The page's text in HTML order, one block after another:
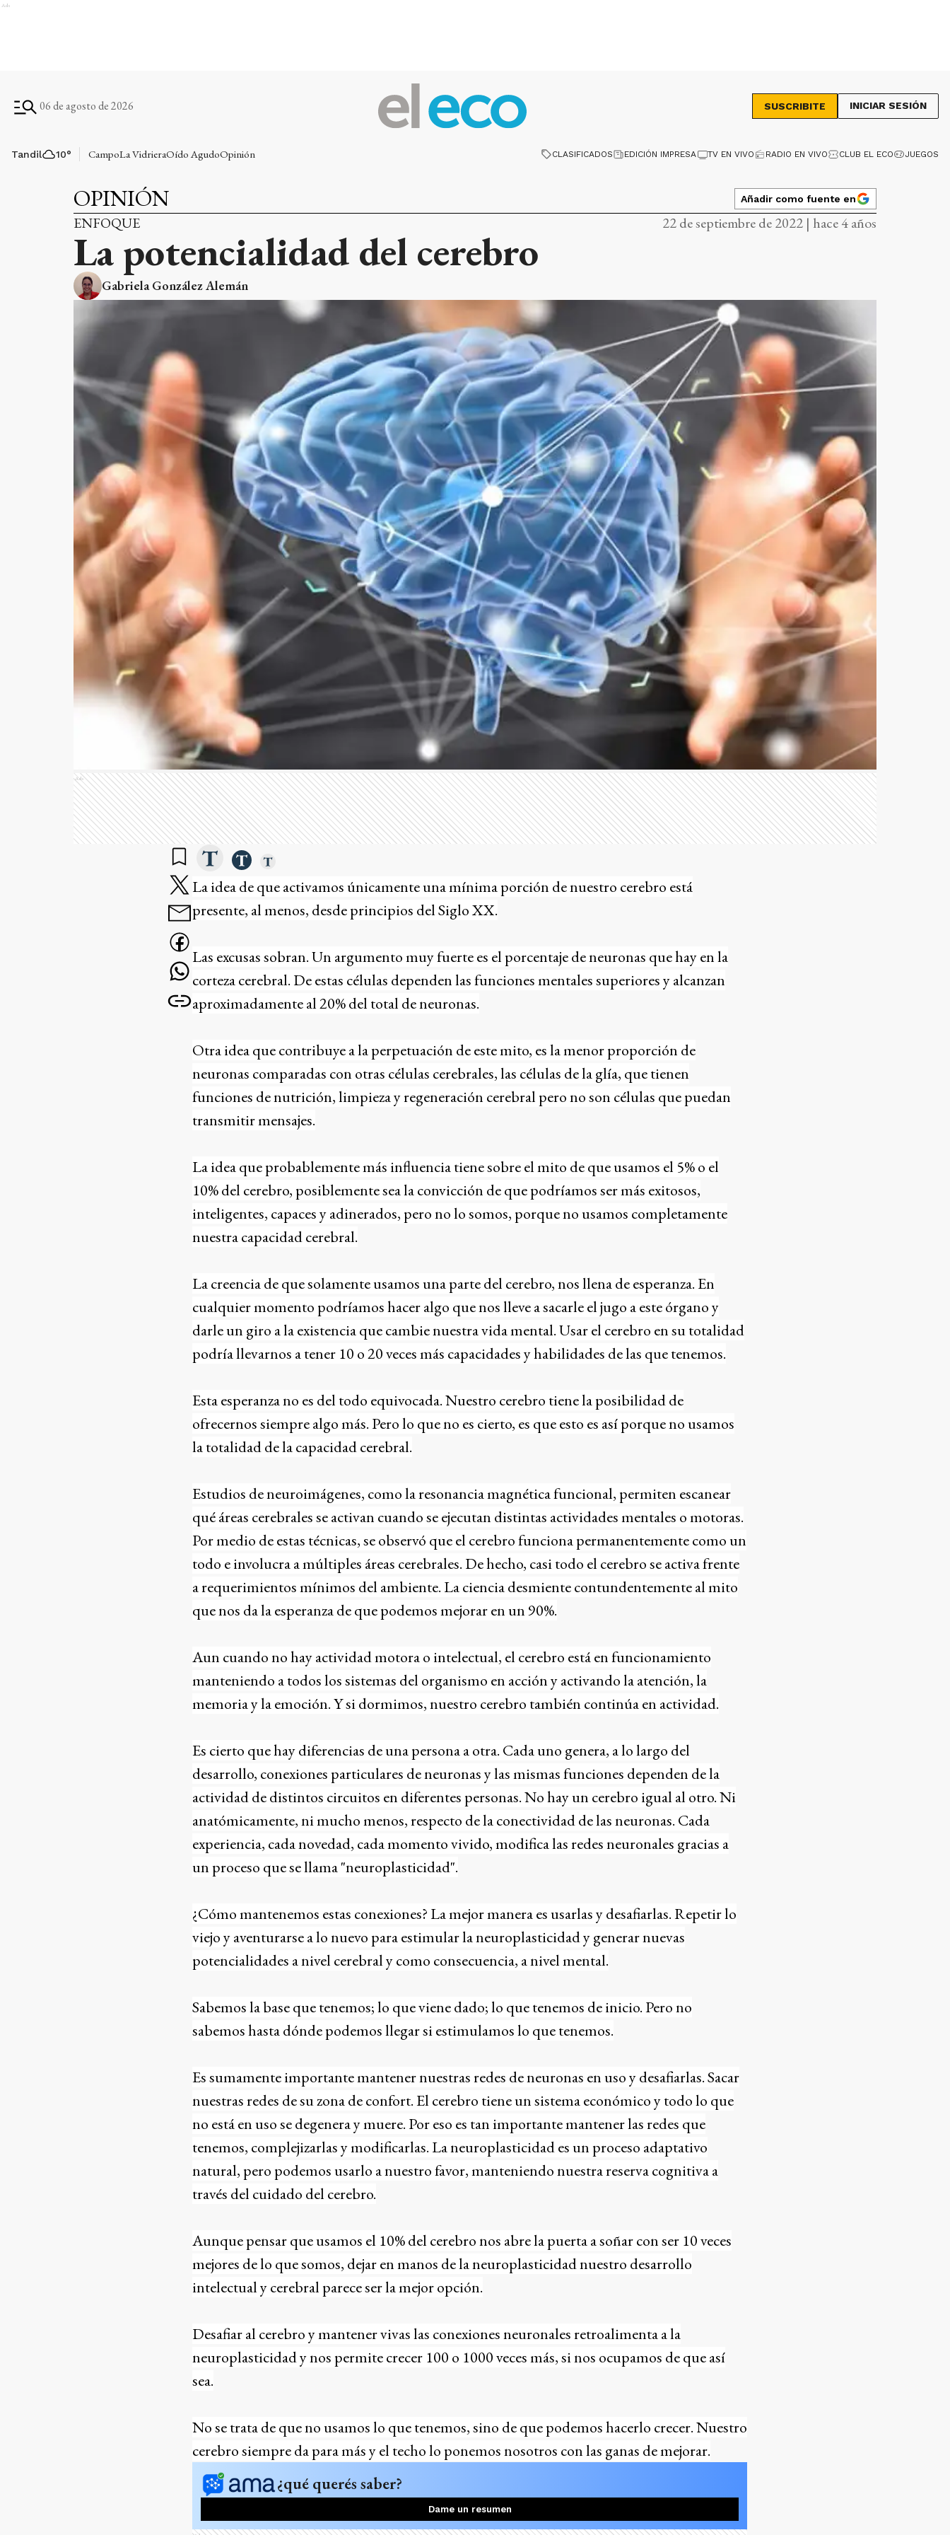
Ads
06 de agosto de 2026 SUSCRIBITE INICIAR SESIÓN
Tandil 10° CampoLa VidrieraOído AgudoOpinión CLASIFICADOS EDICIÓN IMPRESA TV EN VIVO RADIO EN VIVO CLUB EL ECO JUEGOS
OPINIÓN Añadir como fuente en
ENFOQUE 22 de septiembre de 2022 | hace 4 años
La potencialidad del cerebro
Gabriela González Alemán
Ads
La idea de que activamos únicamente una mínima porción de nuestro cerebro está
presente, al menos, desde principios del Siglo XX.
Las excusas sobran. Un argumento muy fuerte es el porcentaje de neuronas que hay en la
corteza cerebral. De estas células dependen las funciones mentales superiores y alcanzan
aproximadamente al 20% del total de neuronas.
Otra idea que contribuye a la perpetuación de este mito, es la menor proporción de
neuronas comparadas con otras células cerebrales, las células de la glía, que tienen
funciones de nutrición, limpieza y regeneración cerebral pero no son células que puedan
transmitir mensajes.
La idea que probablemente más influencia tiene sobre el mito de que usamos el 5% o el
10% del cerebro, posiblemente sea la convicción de que podríamos ser más exitosos,
inteligentes, capaces y adinerados, pero no lo somos, porque no usamos completamente
nuestra capacidad cerebral.
La creencia de que solamente usamos una parte del cerebro, nos llena de esperanza. En
cualquier momento podríamos hacer algo que nos lleve a sacarle el jugo a este órgano y
darle un giro a la existencia que cambie nuestra vida mental. Usar el cerebro en su totalidad
podría llevarnos a tener 10 o 20 veces más capacidades y habilidades de las que tenemos.
Esta esperanza no es del todo equivocada. Nuestro cerebro tiene la posibilidad de
ofrecernos siempre algo más. Pero lo que no es cierto, es que esto es así porque no usamos
la totalidad de la capacidad cerebral.
Estudios de neuroimágenes, como la resonancia magnética funcional, permiten escanear
qué áreas cerebrales se activan cuando se ejecutan distintas actividades mentales o motoras.
Por medio de estas técnicas, se observó que el cerebro funciona permanentemente como un
todo e involucra a múltiples áreas cerebrales. De hecho, casi todo el cerebro se activa frente
a requerimientos mínimos del ambiente. La ciencia desmiente contundentemente al mito
que nos da la esperanza de que podemos mejorar en un 90%.
Aun cuando no hay actividad motora o intelectual, el cerebro está en funcionamiento
manteniendo a todos los sistemas del organismo en acción y activando la atención, la
memoria y la emoción. Y si dormimos, nuestro cerebro también continúa en actividad.
Es cierto que hay diferencias de una persona a otra. Cada uno genera, a lo largo del
desarrollo, conexiones particulares de neuronas y las mismas funciones dependen de la
actividad de distintos circuitos en diferentes personas. No hay un cerebro igual al otro. Ni
anatómicamente, ni mucho menos, respecto de la conectividad de las neuronas. Cada
experiencia, cada novedad, cada momento vivido, modifica las redes neuronales gracias a
un proceso que se llama "neuroplasticidad".
¿Cómo mantenemos estas conexiones? La mejor manera es usarlas y desafiarlas. Repetir lo
viejo y aventurarse a lo nuevo para estimular la neuroplasticidad y generar nuevas
potencialidades a nivel cerebral y como consecuencia, a nivel mental.
Sabemos la base que tenemos; lo que viene dado; lo que tenemos de inicio. Pero no
sabemos hasta dónde podemos llegar si estimulamos lo que tenemos.
Es sumamente importante mantener nuestras redes de neuronas en uso y desafiarlas. Sacar
nuestras redes de su zona de confort. El cerebro tiene un sistema económico y todo lo que
no está en uso se degenera y muere. Por eso es tan importante mantener las redes que
tenemos, complejizarlas y modificarlas. La neuroplasticidad es un proceso adaptativo
natural, pero podemos usarlo a nuestro favor, manteniendo nuestra reserva cognitiva a
través del cuidado del cerebro.
Aunque pensar que usamos el 10% del cerebro nos abre la puerta a soñar con ser 10 veces
mejores de lo que somos, dejar en manos de la neuroplasticidad nuestro desarrollo
intelectual y cerebral parece ser la mejor opción.
Desafiar al cerebro y mantener vivas las conexiones neuronales retroalimenta a la
neuroplasticidad y nos permite crecer 100 o 1000 veces más, si nos ocupamos de que así
sea.
No se trata de que no usamos lo que tenemos, sino de que podemos hacerlo crecer. Nuestro
cerebro siempre da para más y el techo lo ponemos nosotros con las ganas de mejorar.
¿qué querés saber?
Dame un resumen